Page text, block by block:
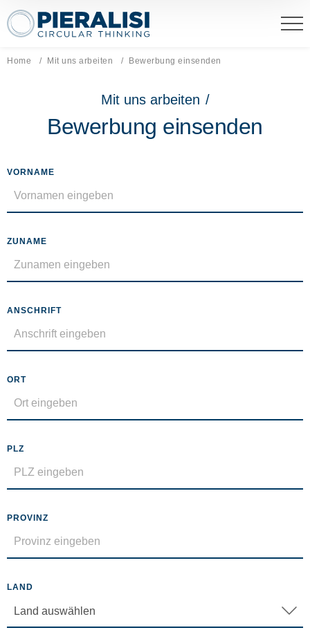
Pieralisi Maip Spa
Home Mit uns arbeiten Aktuelle Seite:
Bewerbung einsenden
Mit uns arbeiten /
Bewerbung einsenden
VORNAME
ZUNAME
ANSCHRIFT
ORT
PLZ
PROVINZ
LAND